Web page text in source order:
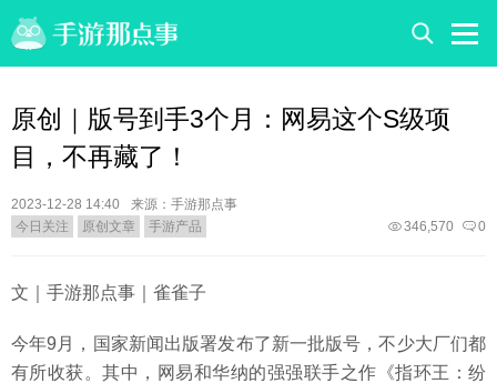
原创｜版号到手3个月：网易这个S级项
目，不再藏了！
2023-12-28 14:40
来源：手游那点事
今日关注
原创文章 手游产品 0
346,570
文｜手游那点事｜雀雀子
今年9月，国家新闻出版署发布了新一批版号，不少大厂们都
有所收获。其中，网易和华纳的强强联手之作《指环王：纷